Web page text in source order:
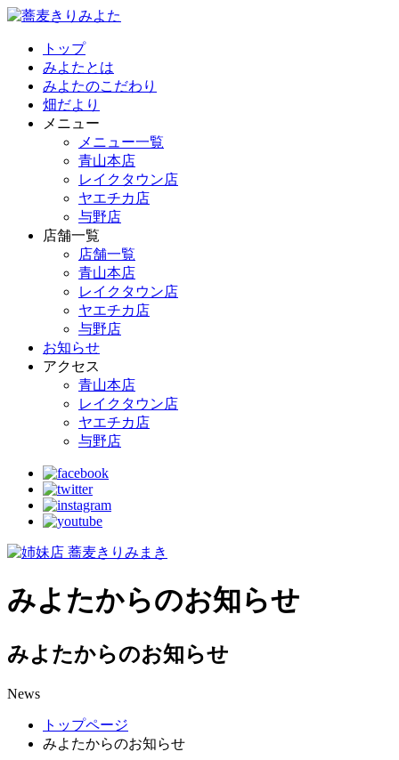
トップ
みよたとは
みよたのこだわり
畑だより
メニュー
メニュー一覧
青山本店
レイクタウン店
ヤエチカ店
与野店
店舗一覧
店舗一覧
青山本店
レイクタウン店
ヤエチカ店
与野店
お知らせ
アクセス
青山本店
レイクタウン店
ヤエチカ店
与野店
みよたからのお知らせ
みよたからのお知らせ
News
トップページ
みよたからのお知らせ